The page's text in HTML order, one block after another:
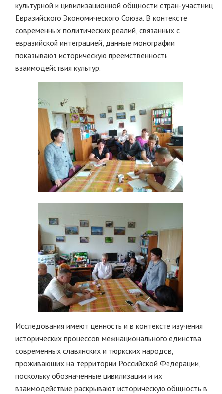
культурной и цивилизационной общности стран-участниц
Евразийского Экономического Союза. В контексте
современных политических реалий, связанных с
евразийской интеграцией, данные монографии
показывают историческую преемственность
взаимодействия культур.
Исследования имеют ценность и в контексте изучения
исторических процессов межнационального единства
современных славянских и тюркских народов,
проживающих на территории Российской Федерации,
поскольку обозначенные цивилизации и их
взаимодействие раскрывают историческую общность в